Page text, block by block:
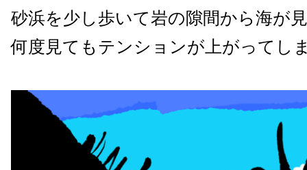
砂浜を少し歩いて岩の隙間から海が
何度見てもテンションが上がってし